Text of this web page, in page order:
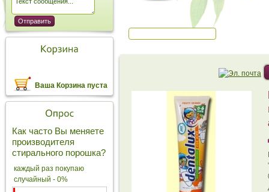
Ваша Корзина пуста
Как часто Вы меняете
производителя
стирального порошка?
каждый раз покупаю
случайный - 0%